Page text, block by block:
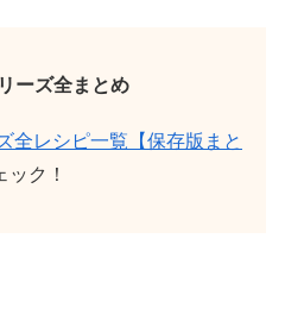
ーズ全まとめ
全レシピ一覧【保存版まと
ク！